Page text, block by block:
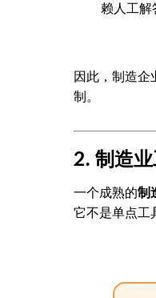
赖人工解
因此，制造企
制。
2. 制造
一个成熟的制
它不是单点工